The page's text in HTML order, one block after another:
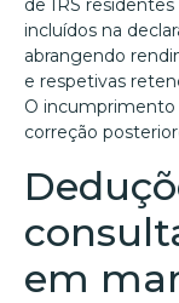
de IRS
incluídos na
abrangendo
e respetivas
O incumprimento
correção
em